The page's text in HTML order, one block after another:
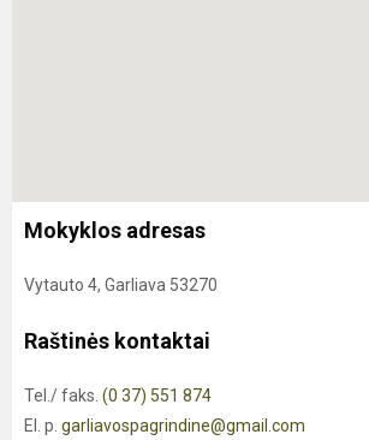
Mokyklos adresas
Vytauto 4, Garliava 53270
Raštinės kontaktai
Tel./ faks. (0 37) 551 874
El. p. garliavospagrindine@gmail.com